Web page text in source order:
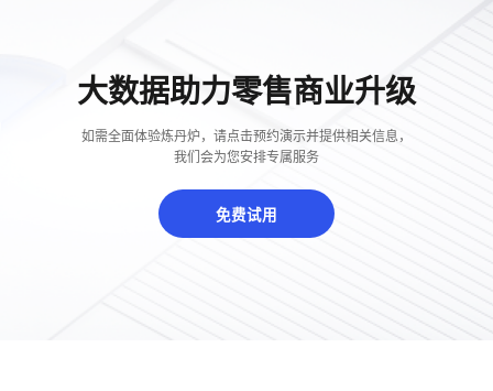
大数据助力零售商业升级
如需全面体验炼丹炉，请点击预约演示并提供相关信息，
我们会为您安排专属服务
免费试用